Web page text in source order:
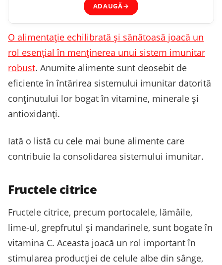
ADAUGĂ→
O alimentație echilibrată și sănătoasă joacă un
rol esențial în menținerea unui sistem imunitar
robust. Anumite alimente sunt deosebit de
eficiente în întărirea sistemului imunitar datorită
conținutului lor bogat în vitamine, minerale și
antioxidanți.
Iată o listă cu cele mai bune alimente care
contribuie la consolidarea sistemului imunitar.
Fructele citrice
Fructele citrice, precum portocalele, lămâile,
lime-ul, grepfrutul și mandarinele, sunt bogate în
vitamina C. Aceasta joacă un rol important în
stimularea producției de celule albe din sânge,